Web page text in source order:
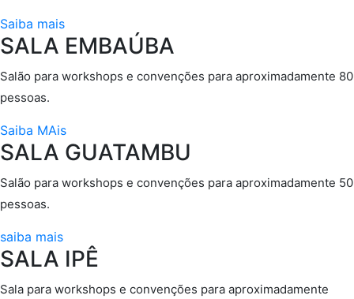
Saiba mais
SALA EMBAÚBA
Salão para workshops e convenções para aproximadamente 80
pessoas.
Saiba MAis
SALA GUATAMBU
Salão para workshops e convenções para aproximadamente 50
pessoas.
saiba mais
SALA IPÊ
Sala para workshops e convenções para aproximadamente